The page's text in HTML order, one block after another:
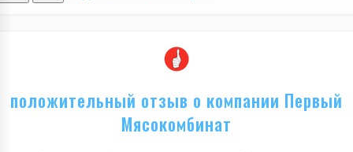
положительный отзыв о компании Первый
Мясокомбинат